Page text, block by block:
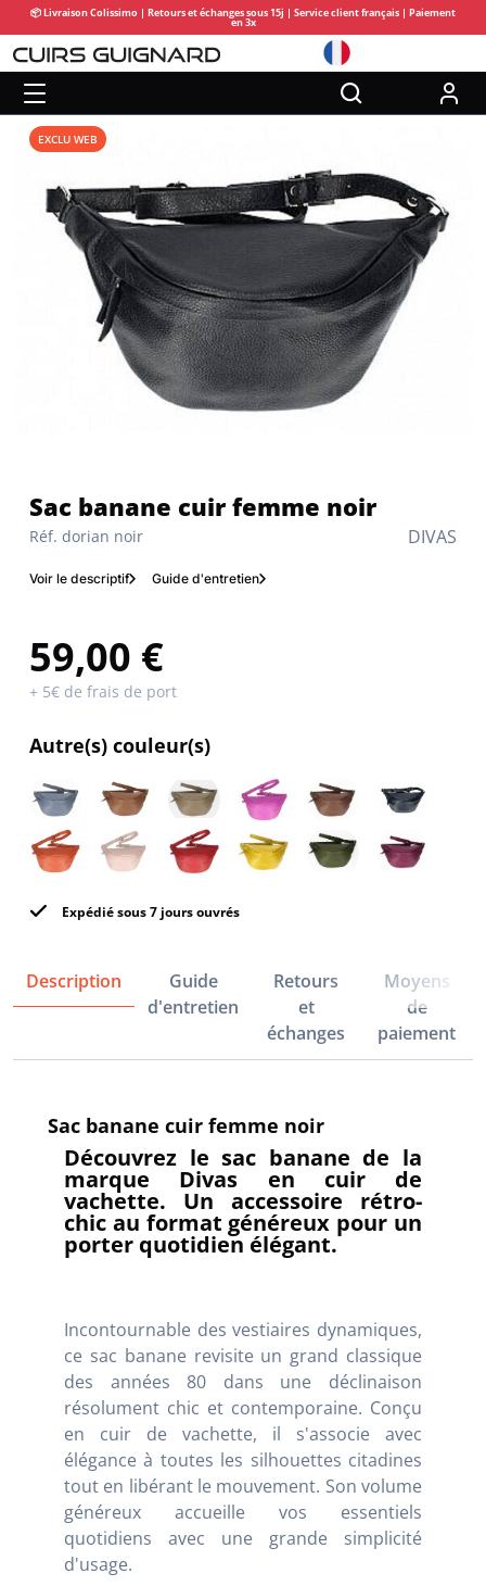
📦 Livraison Colissimo | Retours et échanges sous 15j | Service client français | Paiement
en 3x
DIVAS
Réf. dorian noir
Sac banane cuir femme noir
Voir le descriptif Guide d'entretien
59,00 €
+ 5€ de frais de port
Autre(s) couleur(s)
Expédié sous 7 jours ouvrés
EXCLU WEB
Description
Guide
d'entretien
Retours
et
échanges
Moyens
de
paiement
Sac banane cuir femme noir
Découvrez le sac banane de la
marque Divas en cuir de
vachette. Un accessoire rétro-
chic au format généreux pour un
porter quotidien élégant.
Incontournable des vestiaires dynamiques,
ce sac banane revisite un grand classique
des années 80 dans une déclinaison
résolument chic et contemporaine. Conçu
en cuir de vachette, il s'associe avec
élégance à toutes les silhouettes citadines
tout en libérant le mouvement. Son volume
généreux accueille vos essentiels
quotidiens avec une grande simplicité
d'usage.